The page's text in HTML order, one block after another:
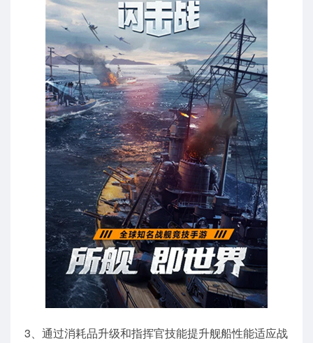
3、通过消耗品升级和指挥官技能提升舰船性能适应战